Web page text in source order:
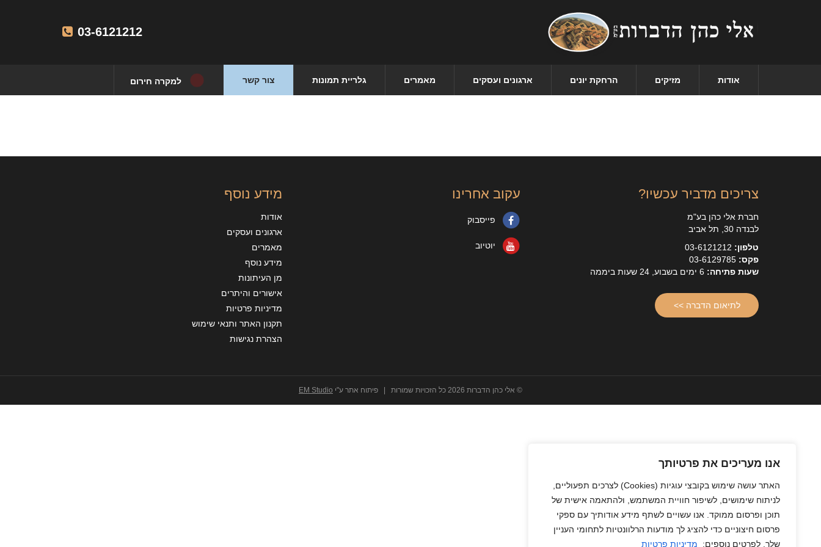
אנו מעריכים את פרטיותך
האתר עושה שימוש בקובצי עוגיות (Cookies) לצרכים תפעוליים,
לניתוח שימושים, לשיפור חוויית המשתמש, ולהתאמה אישית של
תוכן ופרסום ממוקד. אנו עשויים לשתף מידע אודותיך עם ספקי
פרסום חיצוניים כדי להציג לך מודעות הרלוונטיות לתחומי העניין
שלך. לפרטים נוספים: מדיניות פרטיות
03-6121212
אודות מזיקים הרחקת יונים ארגונים ועסקים מאמרים גלריית תמונות צור קשר למקרה חירום
צריכים מדביר עכשיו?
חברת אלי כהן בע"מ
לבנדה 30, תל אביב
טלפון:
פקס:
שעות פתיחה:
לתיאום הדברה >>
עקוב אחרינו
פייסבוק
יוטיוב
מידע נוסף
אודות
ארגונים ועסקים
מאמרים
מידע נוסף
מן העיתונות
אישורים והיתרים
מדיניות פרטיות
תקנון האתר ותנאי שימוש
הצהרת נגישות
© אלי כהן הדברות 2026 כל הזכויות שמורות | פיתוח אתר ע"י EM Studio